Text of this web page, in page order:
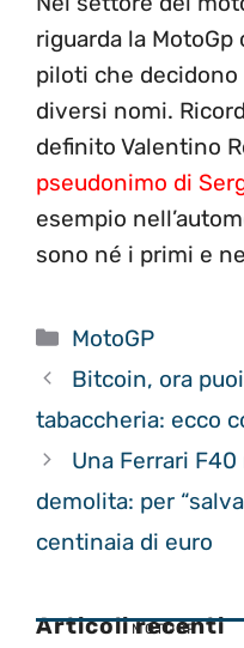
riguarda la
piloti che
diversi nomi.
definito Valentino
pseudonimo di
esempio
sono né i primi e
Categorie
MotoGP
Bitcoin, ora
tabaccheria: ecco
Una Ferrari
demolita: per
centinaia di euro
Articoli recenti
MOTOGP